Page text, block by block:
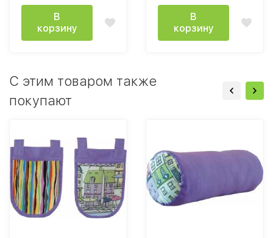
В
корзину
В
корзину
C этим товаром также
покупают